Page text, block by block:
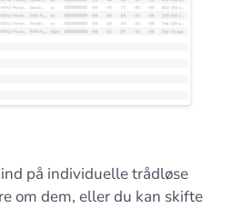
på individuelle trådløse
om dem, eller du kan skifte